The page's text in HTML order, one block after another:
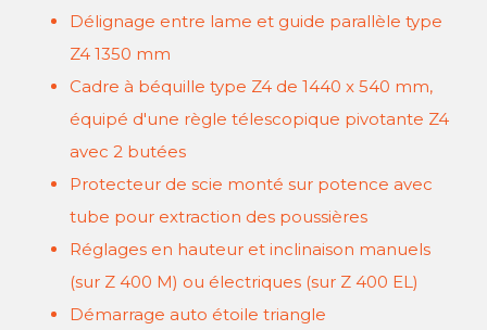
Délignage entre lame et guide parallèle type
Z4 1350 mm
Cadre à béquille type Z4 de 1440 x 540 mm,
équipé d'une règle télescopique pivotante Z4
avec 2 butées
Protecteur de scie monté sur potence avec
tube pour extraction des poussières
Réglages en hauteur et inclinaison manuels
(sur Z 400 M) ou électriques (sur Z 400 EL)
Démarrage auto étoile triangle